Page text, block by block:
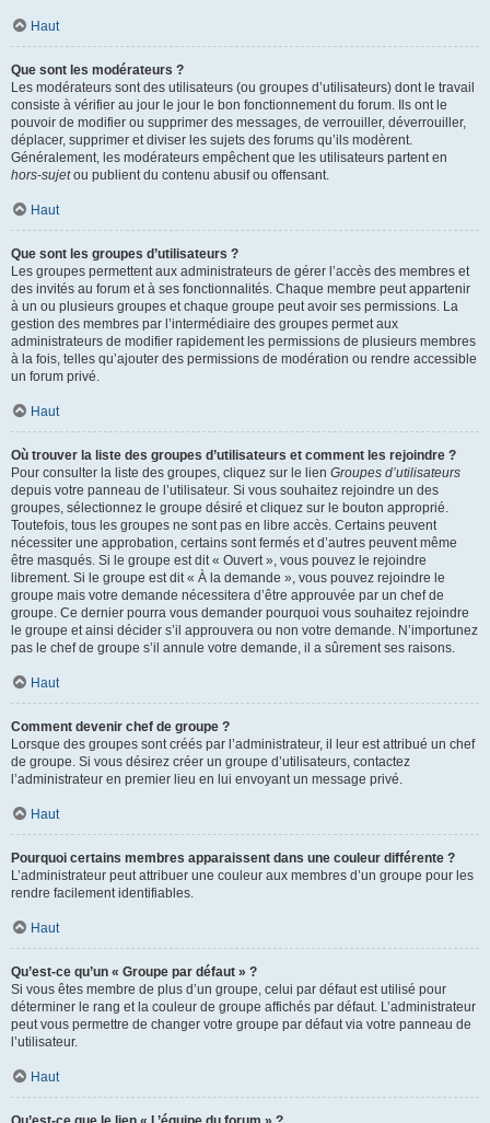
Haut
Que sont les modérateurs ?
Les modérateurs sont des utilisateurs (ou groupes d’utilisateurs) dont le travail
consiste à vérifier au jour le jour le bon fonctionnement du forum. Ils ont le
pouvoir de modifier ou supprimer des messages, de verrouiller, déverrouiller,
déplacer, supprimer et diviser les sujets des forums qu’ils modèrent.
Généralement, les modérateurs empêchent que les utilisateurs partent en
hors-sujetou publient du contenu abusif ou offensant.
Haut
Que sont les groupes d’utilisateurs ?
Les groupes permettent aux administrateurs de gérer l’accès des membres et
des invités au forum et à ses fonctionnalités. Chaque membre peut appartenir
à un ou plusieurs groupes et chaque groupe peut avoir ses permissions. La
gestion des membres par l’intermédiaire des groupes permet aux
administrateurs de modifier rapidement les permissions de plusieurs membres
à la fois, telles qu’ajouter des permissions de modération ou rendre accessible
un forum privé.
Haut
Où trouver la liste des groupes d’utilisateurs et comment les rejoindre ?
Pour consulter la liste des groupes, cliquez sur le lien Groupes d’utilisateurs
depuis votre panneau de l’utilisateur. Si vous souhaitez rejoindre un des
groupes, sélectionnez le groupe désiré et cliquez sur le bouton approprié.
Toutefois, tous les groupes ne sont pas en libre accès. Certains peuvent
nécessiter une approbation, certains sont fermés et d’autres peuvent même
être masqués. Si le groupe est dit « Ouvert », vous pouvez le rejoindre
librement. Si le groupe est dit « À la demande », vous pouvez rejoindre le
groupe mais votre demande nécessitera d’être approuvée par un chef de
groupe. Ce dernier pourra vous demander pourquoi vous souhaitez rejoindre
le groupe et ainsi décider s’il approuvera ou non votre demande. N’importunez
pas le chef de groupe s’il annule votre demande, il a sûrement ses raisons.
Haut
Comment devenir chef de groupe ?
Lorsque des groupes sont créés par l’administrateur, il leur est attribué un chef
de groupe. Si vous désirez créer un groupe d’utilisateurs, contactez
l’administrateur en premier lieu en lui envoyant un message privé.
Haut
Pourquoi certains membres apparaissent dans une couleur différente ?
L’administrateur peut attribuer une couleur aux membres d’un groupe pour les
rendre facilement identifiables.
Haut
Qu’est-ce qu’un « Groupe par défaut » ?
Si vous êtes membre de plus d’un groupe, celui par défaut est utilisé pour
déterminer le rang et la couleur de groupe affichés par défaut. L’administrateur
peut vous permettre de changer votre groupe par défaut via votre panneau de
l’utilisateur.
Haut